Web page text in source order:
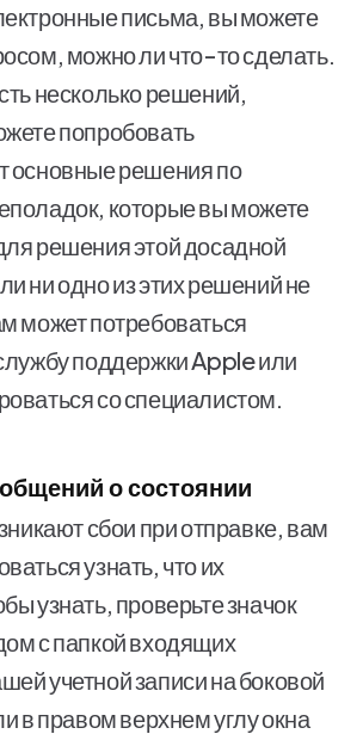
письма, вы можете
можно ли что-то сделать.
несколько решений,
попробовать
основные решения по
которые вы можете
решения этой досадной
ни одно из этих решений не
может потребоваться
поддержки Apple или
со специалистом.
о состоянии
сбои при отправке, вам
узнать, что их
узнать, проверьте значок
с папкой входящих
учетной записи на боковой
в правом верхнем углу окна